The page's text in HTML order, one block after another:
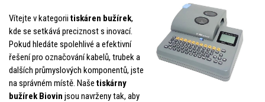
Vítejte v kategorii tiskáren bužírek,
kde se setkává preciznost s inovací.
Pokud hledáte spolehlivé a efektivní
řešení pro označování kabelů, trubek a
dalších průmyslových komponentů, jste
na správném místě. Naše tiskárny
bužírek Biovin jsou navrženy tak, aby